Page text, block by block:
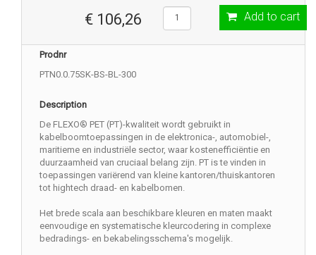
€ 106,26 Add to cart
Prodnr
PTN0.0.75SK-BS-BL-300
Description
De FLEXO® PET (PT)-kwaliteit wordt gebruikt in
kabelboomtoepassingen in de elektronica-, automobiel-,
maritieme en industriële sector, waar kostenefficiëntie en
duurzaamheid van cruciaal belang zijn. PT is te vinden in
toepassingen variërend van kleine kantoren/thuiskantoren
tot hightech draad- en kabelbomen.
Het brede scala aan beschikbare kleuren en maten maakt
eenvoudige en systematische kleurcodering in complexe
bedradings- en bekabelingsschema's mogelijk.